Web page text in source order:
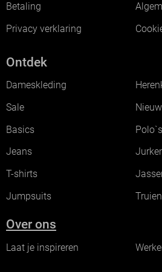
Betaling
Privacy verklaring
Ontdek
Dameskleding
Sale
Nieuw
Basics
Polo`s
Jeans
T-shirts
Jumpsuits
Truien
Over ons
Laat je inspireren